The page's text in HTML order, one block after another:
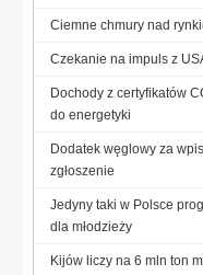
Ciemne chmury nad
Czekanie na impuls z
Dochody z certyfikatów
do energetyki
Dodatek węglowy za
zgłoszenie
Jedyny taki w Polsce
dla młodzieży
Kijów liczy na 6 mln ton